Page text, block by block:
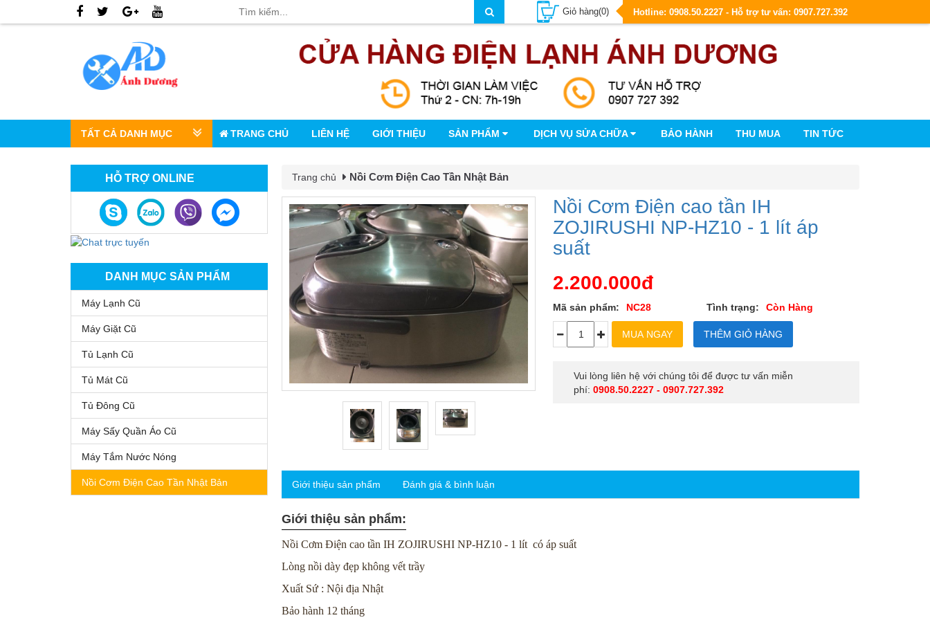
Giỏ hàng(0) Hotline: 0908.50.2227 - Hỗ trợ tư vấn: 0907.727.392
TẤT CẢ DANH MỤC TRANG CHỦ LIÊN HỆ GIỚI THIỆU SẢN PHẨM DỊCH VỤ SỬA CHỮA BẢO HÀNH THU MUA TIN TỨC
HỖ TRỢ ONLINE
DANH MỤC SẢN PHẨM
Máy Lạnh Cũ
Máy Giặt Cũ
Tủ Lạnh Cũ
Tủ Mát Cũ
Tủ Đông Cũ
Máy Sấy Quần Áo Cũ
Máy Tắm Nước Nóng
Nồi Cơm Điện Cao Tần Nhật Bản
Trang chủ Nồi Cơm Điện Cao Tần Nhật Bản
Nồi Cơm Điện cao tần IH
ZOJIRUSHI NP-HZ10 - 1 lít áp
suất
2.200.000đ
Mã sản phẩm: NC28 Tình trạng: Còn Hàng
Vui lòng liên hệ với chúng tôi để được tư vấn miễn
phí:0908.50.2227 - 0907.727.392
Giới thiệu sản phẩm Đánh giá & bình luận
Giới thiệu sản phẩm:
Nồi Cơm Điện cao tần IH ZOJIRUSHI NP-HZ10 - 1 lít có áp suất
Lòng nồi dày đẹp không vết trầy
Xuất Sứ : Nội địa Nhật
Bảo hành 12 tháng